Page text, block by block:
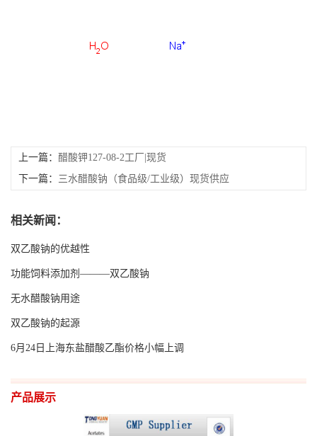
言
EN
上一篇： 醋酸钾127-08-2工厂|现货
下一篇： 三水醋酸钠（食品级/工业级）现货供应
相关新闻：
双乙酸钠的优越性
功能饲料添加剂———双乙酸钠
无水醋酸钠用途
双乙酸钠的起源
6月24日上海东盐醋酸乙酯价格小幅上调
产品展示